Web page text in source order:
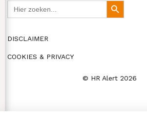
Zoekknop
DISCLAIMER
COOKIES & PRIVACY
© HR Alert 2026